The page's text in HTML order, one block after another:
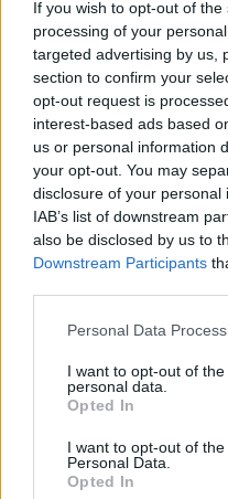
If you wish to opt-out of
processing of your
targeted advertising by us,
section to confirm your
opt-out request is
interest-based ads based
us or personal information
your opt-out. You may
disclosure of your
IAB’s list of downstream
also be disclosed by us to
Downstream Participants
Please note that this
not limited to your visit or
grant or deny consent to
use your data for below
consent section.
Personal Data
I want to opt-out of
personal data.
Opted In
I want to opt-out of
Personal Data.
Opted In
True Black 400 με
(APL 3%) για
ανώτερη υλοποίηση
λεπτομέρειες τόσο στις
σκοτεινές σκηνές,
περιβάλλοντα
«Αυτές οι καινοτόμες
είναι εφικτό στο
τεχνολογίας QD-OLED
καινοτομούμε για να
επόμενης γενιάς
την ανώτερη αντίθεση
να επιλέξουν μεταξύ